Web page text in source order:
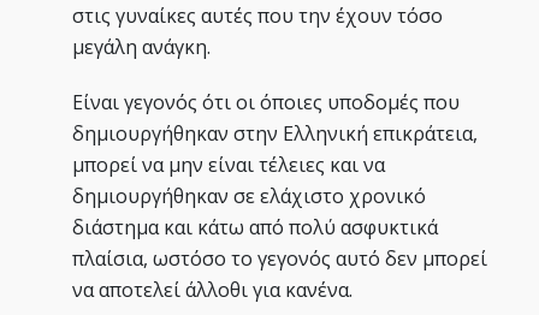
στις γυναίκες αυτές που την έχουν τόσο
μεγάλη ανάγκη.
Είναι γεγονός ότι οι όποιες υποδομές που
δημιουργήθηκαν στην Ελληνική επικράτεια,
μπορεί να μην είναι τέλειες και να
δημιουργήθηκαν σε ελάχιστο χρονικό
διάστημα και κάτω από πολύ ασφυκτικά
πλαίσια, ωστόσο το γεγονός αυτό δεν μπορεί
να αποτελεί άλλοθι για κανένα.